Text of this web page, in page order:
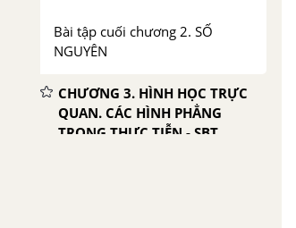
Bài tập cuối chương 2. SỐ
NGUYÊN
CHƯƠNG 3. HÌNH HỌC TRỰC
QUAN. CÁC HÌNH PHẲNG
TRONG THỰC TIỄN - SBT